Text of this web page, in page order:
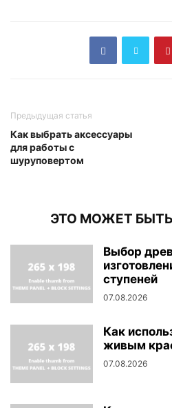
Предыдущая статья
Как выбрать аксессуары
для работы с
шуруповертом
ЭТО МОЖЕТ
Выбор
ступеней
07.08.2026
Как
живым
07.08.2026